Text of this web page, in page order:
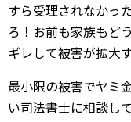
すら受理されなかっ
ろ！お前も家族もど
ギレして被害が拡大
最小限の被害でヤミ
い司法書士に相談し